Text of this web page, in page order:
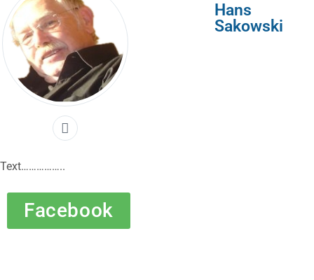
Hans
Sakowski
Text……………..
Facebook